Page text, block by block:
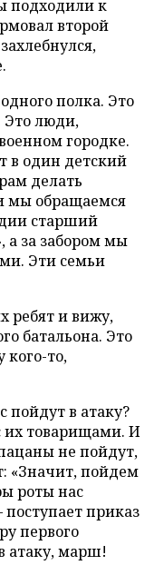
подходили к
второй
полка. Это
Это люди,
городке.
в один детский
делать
мы обращаемся
старший
а за забором мы
Эти семьи
ребят и вижу,
батальона. Это
кого-то,
пойдут в атаку?
их товарищами. И
не пойдут,
«Значит, пойдем
роты нас
приказ
первого
атаку, марш!